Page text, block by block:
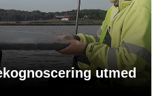
utmed